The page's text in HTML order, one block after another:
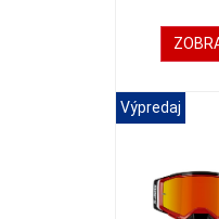
Výpredaj